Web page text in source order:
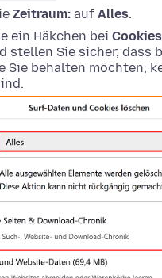
Zeitraum: auf Alles.
ein Häkchen bei
stellen Sie sicher, dass
Sie behalten möchten,